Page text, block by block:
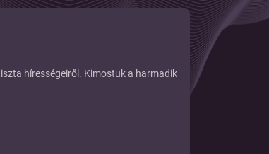
hírességeiről. Kimostuk a harmadik